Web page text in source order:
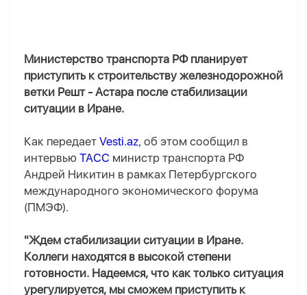
Министерство транспорта РФ планирует
приступить к строительству железнодорожной
ветки Решт - Астара после стабилизации
ситуации в Иране.
Как передает Vesti.az, об этом сообщил в
интервью ТАСС министр транспорта РФ
Андрей Никитин в рамках Петербургского
международного экономического форума
(ПМЭФ).
"Ждем стабилизации ситуации в Иране.
Коллеги находятся в высокой степени
готовности. Надеемся, что как только ситуация
урегулируется, мы сможем приступить к